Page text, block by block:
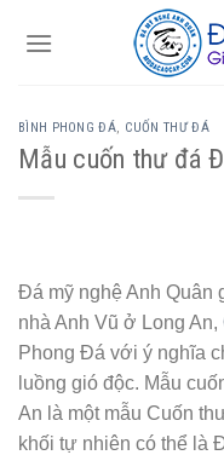
BÌNH PHONG ĐÁ, CUỐN THƯ ĐÁ
Mẫu cuốn thư đá
Đá mỹ nghệ Anh Quân
nhà Anh Vũ ở Long An,
Phong Đá với ý nghĩa
luồng gió độc. Mẫu
An là một mẫu Cuốn
khối tự nhiên có thể là